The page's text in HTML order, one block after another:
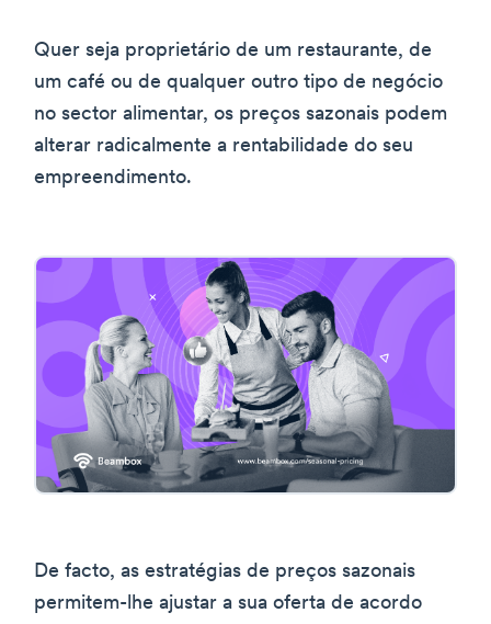
Quer seja proprietário de um restaurante, de
um café ou de qualquer outro tipo de negócio
no sector alimentar, os preços sazonais podem
alterar radicalmente a rentabilidade do seu
empreendimento.
De facto, as estratégias de preços sazonais
permitem-lhe ajustar a sua oferta de acordo